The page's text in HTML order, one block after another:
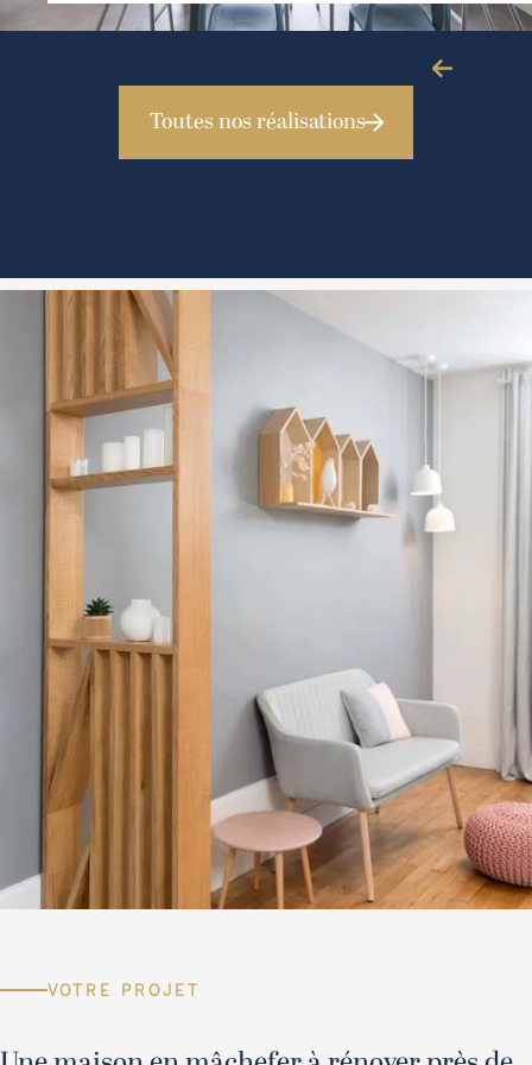
Toutes nos réalisations
VOTRE PROJET